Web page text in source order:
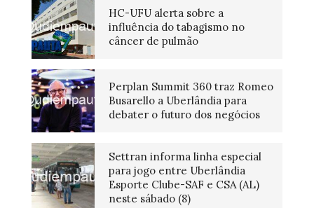
HC-UFU alerta sobre a
influência do tabagismo no
câncer de pulmão
Perplan Summit 360 traz Romeo
Busarello a Uberlândia para
debater o futuro dos negócios
Settran informa linha especial
para jogo entre Uberlândia
Esporte Clube-SAF e CSA (AL)
neste sábado (8)